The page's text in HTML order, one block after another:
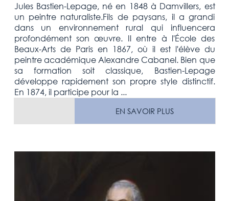
Jules Bastien-Lepage, né en 1848 à Damvillers, est
un peintre naturaliste.Fils de paysans, il a grandi
dans un environnement rural qui influencera
profondément son œuvre. Il entre à l'École des
Beaux-Arts de Paris en 1867, où il est l'élève du
peintre académique Alexandre Cabanel. Bien que
sa formation soit classique, Bastien-Lepage
développe rapidement son propre style distinctif.
En 1874, il participe pour la ...
EN SAVOIR PLUS